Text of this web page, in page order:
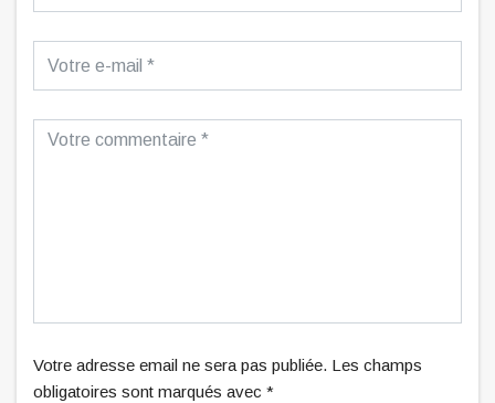
Votre adresse email ne sera pas publiée. Les champs
obligatoires sont marqués avec *